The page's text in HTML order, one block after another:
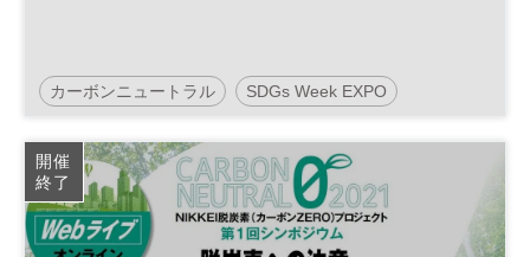
カーボンニュートラル SDGs Week EXPO
地球環境 持続可能社会 地方創生 環境
SDGs インフラ エコプロ
開催
終了